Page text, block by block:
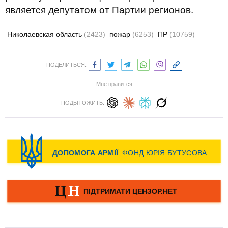
является депутатом от Партии регионов.
Николаевская область (2423) пожар (6253) ПР (10759)
ПОДЕЛИТЬСЯ:
Мне нравится
ПОДЫТОЖИТЬ: